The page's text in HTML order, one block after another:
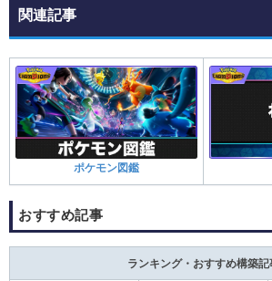
関連記事
ポケモン図鑑
おすすめ記事
ランキング・おすすめ構築記